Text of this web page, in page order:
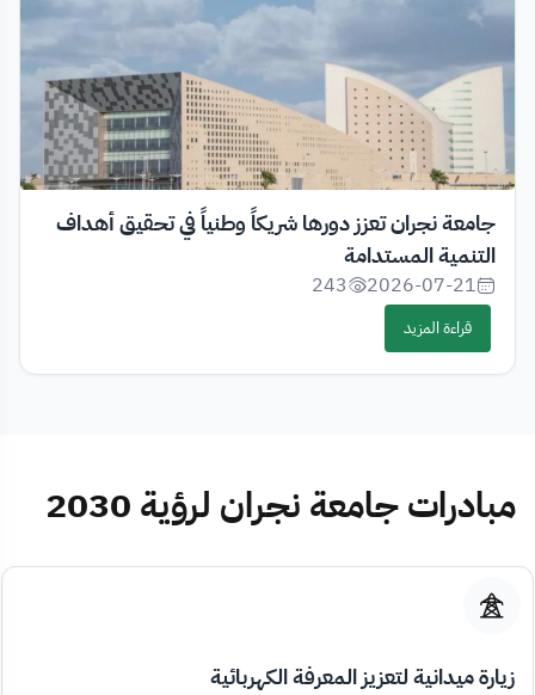
جامعة نجران تعزز دورها شريكاً وطنياً في تحقيق أهداف
التنمية المستدامة
2026-07-21
243
قراءة المزيد
مبادرات جامعة نجران لرؤية 2030
زيارة ميدانية لتعزيز المعرفة الكهربائية